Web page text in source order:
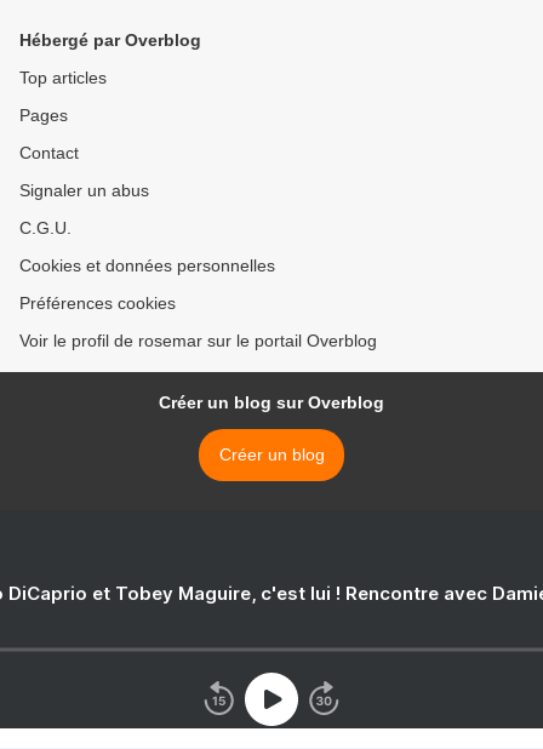
Hébergé par Overblog
Top articles
Pages
Contact
Signaler un abus
C.G.U.
Cookies et données personnelles
Préférences cookies
Voir le profil de rosemar sur le portail Overblog
Créer un blog sur Overblog
Créer un blog
DiCaprio et Tobey Maguire, c'est lui ! Rencontre avec